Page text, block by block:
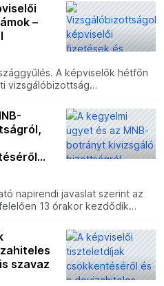
–
A képviselők hétfőn
vizsgálóbizottság
hétfői
napirendi javaslat szerint az
13 órakor kezdődik
szavaz